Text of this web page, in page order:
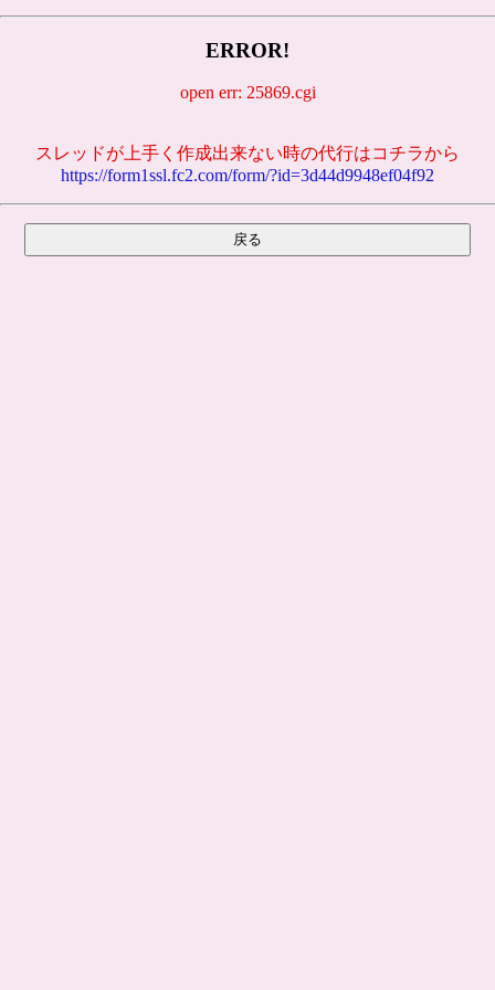
ERROR!
open err: 25869.cgi
スレッドが上手く作成出来ない時の代行はコチラから
https://form1ssl.fc2.com/form/?id=3d44d9948ef04f92